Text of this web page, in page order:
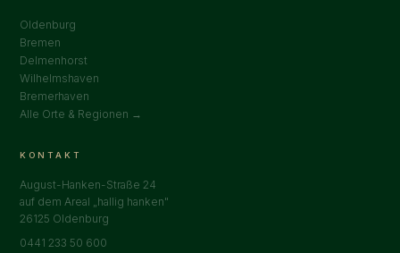
Oldenburg
Bremen
Delmenhorst
Wilhelmshaven
Bremerhaven
Alle Orte & Regionen →
KONTAKT
August-Hanken-Straße 24
auf dem Areal „hallig hanken"
26125 Oldenburg
0441 233 50 600